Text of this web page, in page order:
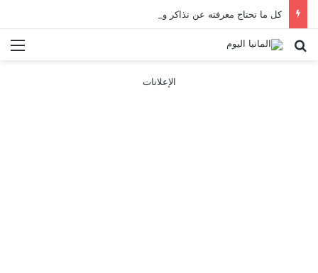
كل ما تحتاج معرفته عن تذاكر ووسائل النقل في باريس 2025
بحث عن
الإعلانات